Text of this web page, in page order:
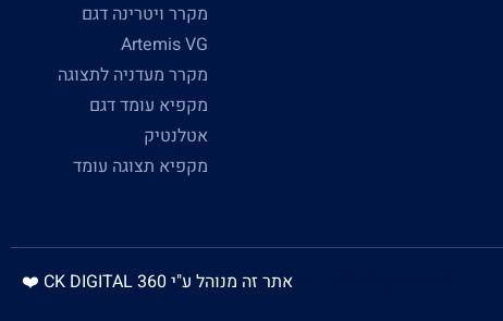
מקרר ויטרינה דגם
Artemis VG
מקרר מעדניה לתצוגה
מקפיא עומד דגם
אטלנטיק
מקפיא תצוגה עומד
אתר זה מנוהל ע"י CK DIGITAL 360 ❤️